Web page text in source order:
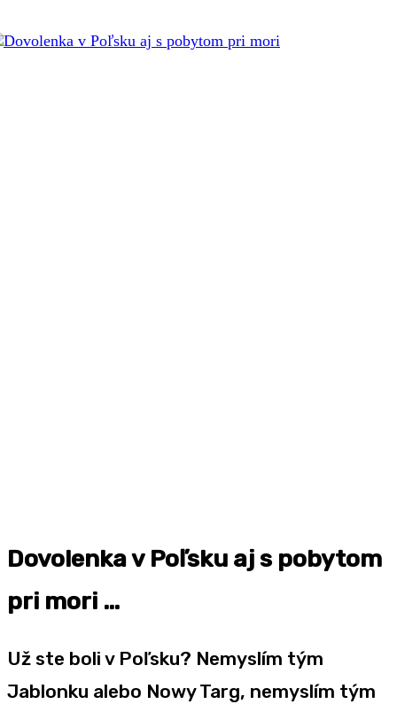
Dovolenka v Poľsku aj s pobytom
pri mori …
Už ste boli v Poľsku? Nemyslím tým
Jablonku alebo Nowy Targ, nemyslím tým